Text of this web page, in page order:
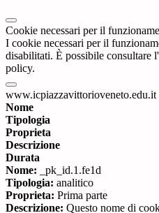
Cookie necessari per il
I cookie necessari per il
disabilitati. È possibile consultare
policy.
www.icpiazzavittorioveneto.edu.it
Nome
Tipologia
Proprieta
Descrizione
Durata
Nome: _pk_id.1.fe1d
Tipologia: analitico
Proprieta: Prima parte
Descrizione: Questo nome di